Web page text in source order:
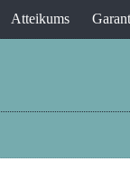
Atteikums